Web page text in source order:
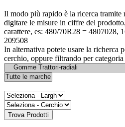
Il modo più rapido è la ricerca tramite
digitare le misure in ciffre del
carattere, es: 480/70R28 = 4807028,
209508
In alternativa potete usare la richerca
cerchio, oppure filtrando per